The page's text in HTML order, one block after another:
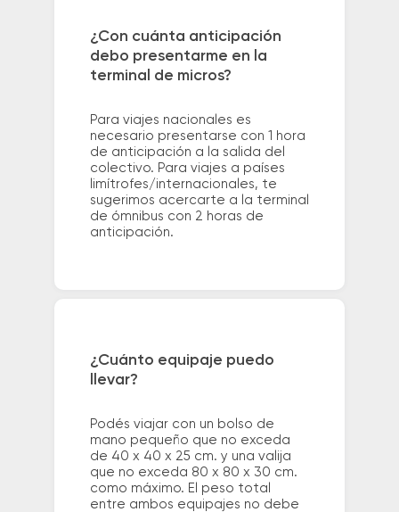
¿Con cuánta anticipación
debo presentarme en la
terminal de micros?
Para viajes nacionales es
necesario presentarse con 1 hora
de anticipación a la salida del
colectivo. Para viajes a países
limítrofes/internacionales, te
sugerimos acercarte a la terminal
de ómnibus con 2 horas de
anticipación.
¿Cuánto equipaje puedo
llevar?
Podés viajar con un bolso de
mano pequeño que no exceda
de 40 x 40 x 25 cm. y una valija
que no exceda 80 x 80 x 30 cm.
como máximo. El peso total
entre ambos equipajes no debe